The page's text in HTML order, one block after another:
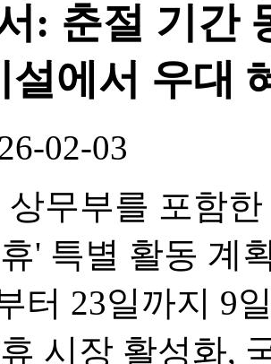
: 춘절 기간
설에서 우대
02-03
상무부를 포함
' 특별 활동 계
터 23일까지 9
시장 활성화,